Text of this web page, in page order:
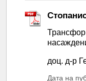
доц. д-р
Дата на